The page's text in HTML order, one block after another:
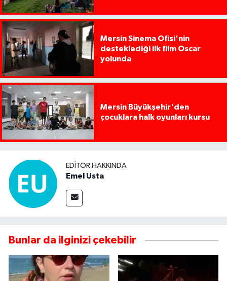
Mersin Sinema Ofisi'nin
desteklediği ilk film Oscar
yolunda
Mersin Büyükşehir'den
çocuklara halk oyunları kursu
EDITÖR HAKKINDA
Emel Usta
Bunlar da ilginizi çekebilir